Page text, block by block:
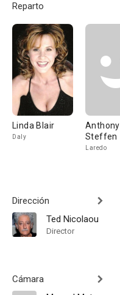
Reparto
Linda Blair
Daly
Anthony
Steffen
Laredo
Dirección
Ted Nicolaou
Director
Cámara